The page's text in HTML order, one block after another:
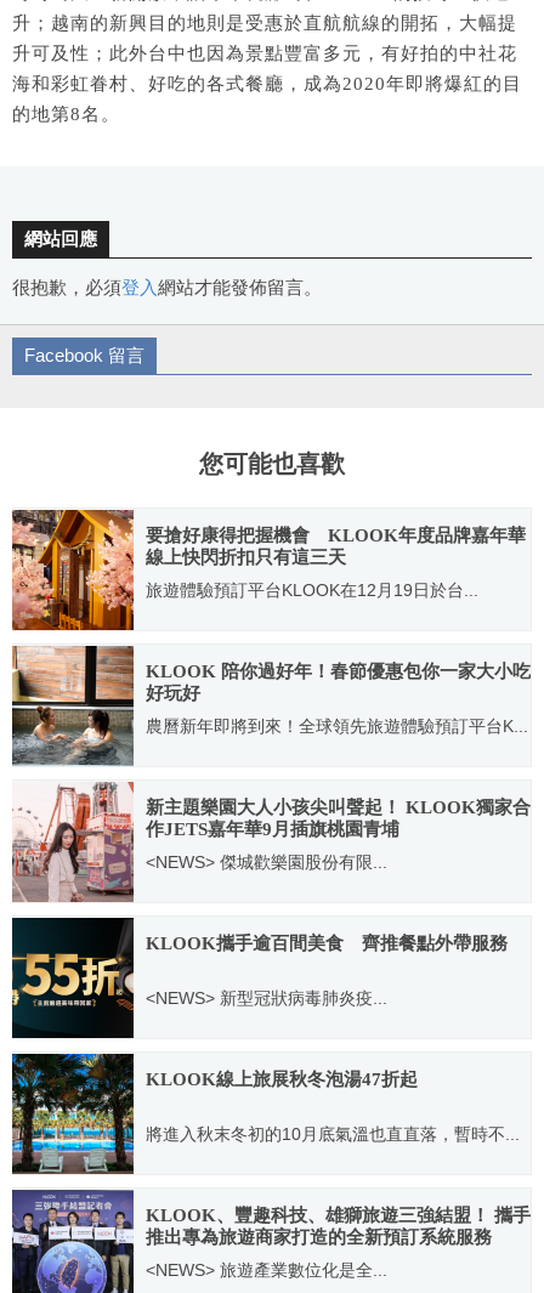
升；越南的新興目的地則是受惠於直航航線的開拓，大幅提
升可及性；此外台中也因為景點豐富多元，有好拍的中社花
海和彩虹眷村、好吃的各式餐廳，成為2020年即將爆紅的目
的地第8名。
網站回應
很抱歉，必須登入網站才能發佈留言。
Facebook 留言
您可能也喜歡
要搶好康得把握機會 KLOOK年度品牌嘉年華
線上快閃折扣只有這三天
旅遊體驗預訂平台KLOOK在12月19日於台...
2019.12.23
KLOOK 陪你過好年！春節優惠包你一家大小吃
好玩好
農曆新年即將到來！全球領先旅遊體驗預訂平台K...
2020.01.16
新主題樂園大人小孩尖叫聲起！ KLOOK獨家合
作JETS嘉年華9月插旗桃園青埔
<NEWS> 傑城歡樂園股份有限...
2020.09.02
KLOOK攜手逾百間美食 齊推餐點外帶服務
<NEWS> 新型冠狀病毒肺炎疫...
2020.04.07
KLOOK線上旅展秋冬泡湯47折起
將進入秋末冬初的10月底氣溫也直直落，暫時不...
2020.11.02
KLOOK、豐趣科技、雄獅旅遊三強結盟！ 攜手
推出專為旅遊商家打造的全新預訂系統服務
「NEXT」
<NEWS> 旅遊產業數位化是全...